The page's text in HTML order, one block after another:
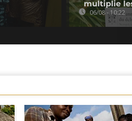
multiplie
06/08 - 10:22